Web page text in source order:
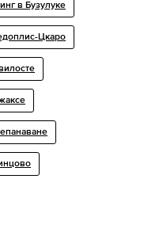
в Бузулуке
Цкаро